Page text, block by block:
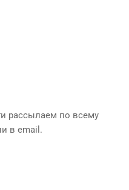
рассылаем по всему
в email.